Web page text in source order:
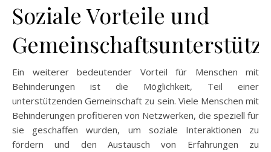
Soziale Vorteile und
Ein weiterer bedeutender Vorteil für Menschen mit
Behinderungen ist die Möglichkeit, Teil einer
unterstützenden Gemeinschaft zu sein. Viele Menschen mit
Behinderungen profitieren von Netzwerken, die speziell für
sie geschaffen wurden, um soziale Interaktionen zu
fördern und den Austausch von Erfahrungen zu